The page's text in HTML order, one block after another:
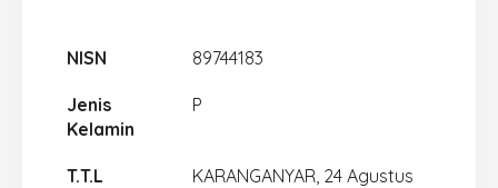
NISN 89744183
Jenis
Kelamin
P
T.T.L
KARANGANYAR, 24 Agustus